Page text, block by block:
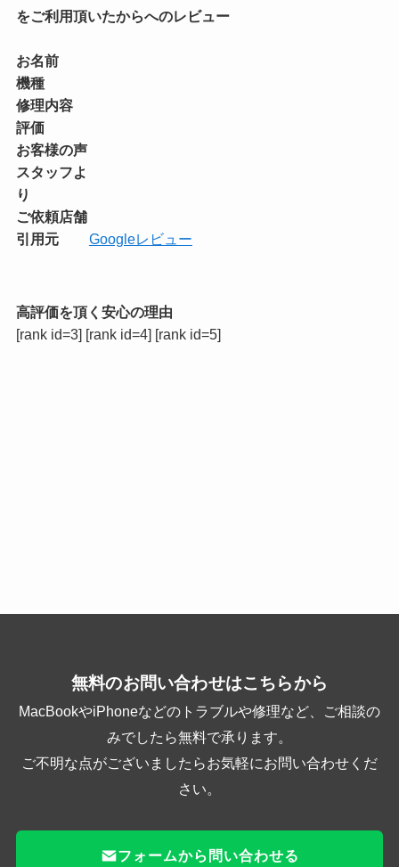
をご利用頂いたからへのレビュー
お名前
機種
修理内容
評価
お客様の声
スタッフよ
り
ご依頼店舗
引用元
Googleレビュー
高評価を頂く安心の理由
[rank id=3] [rank id=4] [rank id=5]
無料のお問い合わせはこちらから
MacBookやiPhoneなどのトラブルや修理など、ご相談の
みでしたら無料で承ります。
ご不明な点がございましたらお気軽にお問い合わせくだ
さい。
フォームから問い合わせる